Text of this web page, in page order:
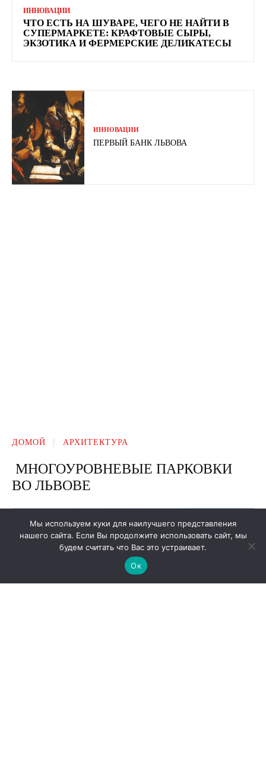
ИННОВАЦИИ
ЧТО ЕСТЬ НА ШУВАРЕ, ЧЕГО НЕ НАЙТИ В
СУПЕРМАРКЕТЕ: КРАФТОВЫЕ СЫРЫ,
ЭКЗОТИКА И ФЕРМЕРСКИЕ ДЕЛИКАТЕСЫ
ИННОВАЦИИ
ПЕРВЫЙ БАНК ЛЬВОВА
Мы используем куки для наилучшего представления
нашего сайта. Если Вы продолжите использовать сайт, мы
будем считать что Вас это устраивает.
Ок